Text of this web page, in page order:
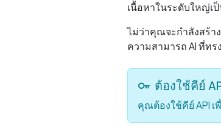
เนื้อหาในระดับใหญ่เป็
ไม่ว่าคุณจะกำลังสร้า
ความสามารถ AI ที่ทร
ต้องใช้คีย์
คุณต้องใช้คีย์ API